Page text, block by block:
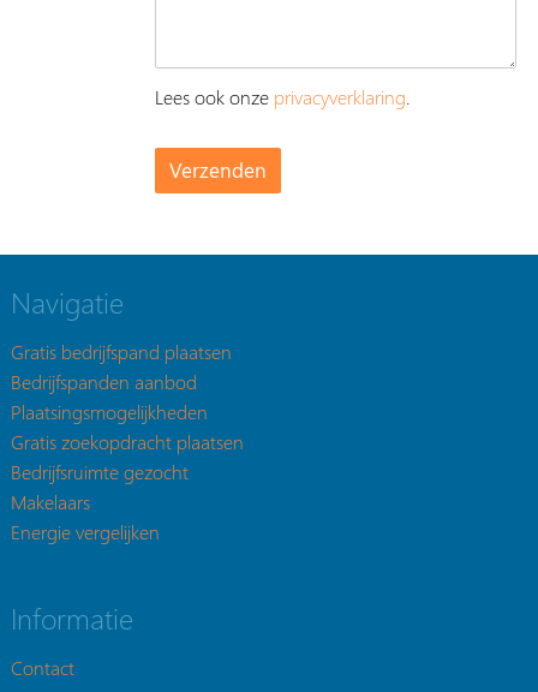
Lees ook onze privacyverklaring
Navigatie
Gratis bedrijfspand plaatsen
Bedrijfspanden aanbod
Plaatsingsmogelijkheden
Gratis zoekopdracht plaatsen
Bedrijfsruimte gezocht
Makelaars
Energie vergelijken
Informatie
Contact